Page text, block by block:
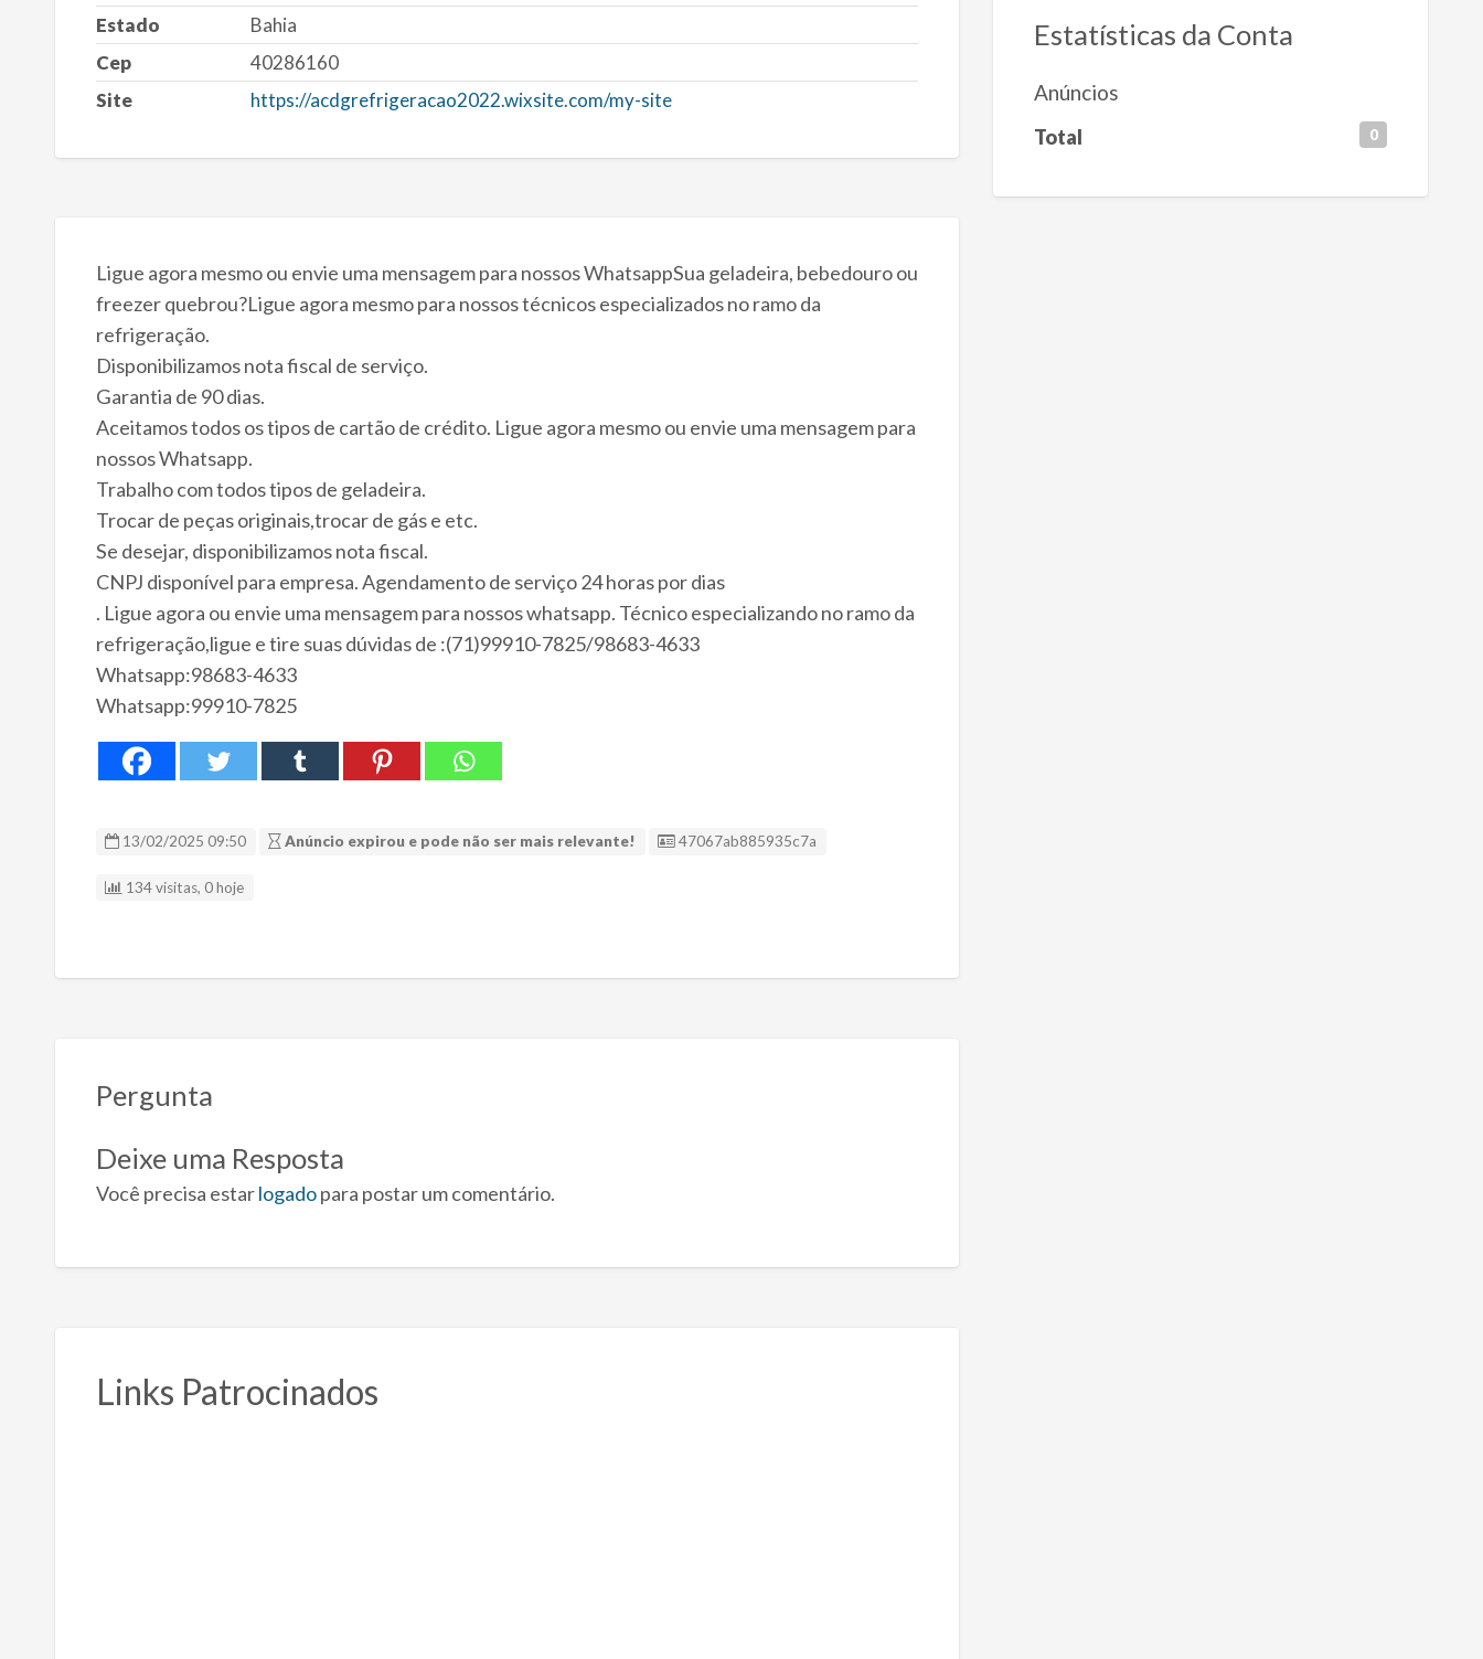
Estado
Bahia
Cep
40286160
Site
https://acdgrefrigeracao2022.wixsite.com/my-site
Ligue agora mesmo ou envie uma mensagem para nossos WhatsappSua geladeira, bebedouro ou
freezer quebrou?Ligue agora mesmo para nossos técnicos especializados no ramo da
refrigeração.
Disponibilizamos nota fiscal de serviço.
Garantia de 90 dias.
Aceitamos todos os tipos de cartão de crédito. Ligue agora mesmo ou envie uma mensagem para
nossos Whatsapp.
Trabalho com todos tipos de geladeira.
Trocar de peças originais,trocar de gás e etc.
Se desejar, disponibilizamos nota fiscal.
CNPJ disponível para empresa. Agendamento de serviço 24 horas por dias
. Ligue agora ou envie uma mensagem para nossos whatsapp. Técnico especializando no ramo da
refrigeração,ligue e tire suas dúvidas de :(71)99910-7825/98683-4633
Whatsapp:98683-4633
Whatsapp:99910-7825
13/02/2025 09:50 Anúncio expirou e pode não ser mais relevante! ID Anúncio
47067ab885935c7a
134 visitas, 0 hoje
Pergunta
Deixe uma Resposta
Você precisa estarlogadopara postar um comentário.
Links Patrocinados
Estatísticas da Conta
Anúncios
Total 0